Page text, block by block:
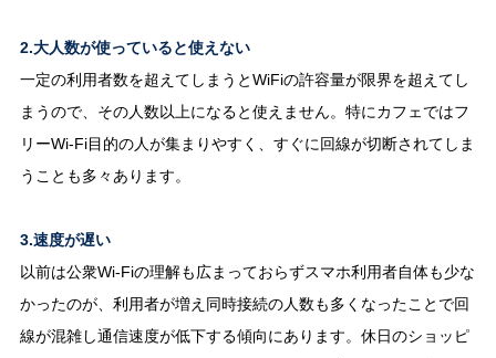
2.大人数が使っていると使えない
一定の利用者数を超えてしまうとWiFiの許容量が限界を超えてし
まうので、その人数以上になると使えません。特にカフェではフ
リーWi-Fi目的の人が集まりやすく、すぐに回線が切断されてしま
うことも多々あります。
3.速度が遅い
以前は公衆Wi-Fiの理解も広まっておらずスマホ利用者自体も少な
かったのが、利用者が増え同時接続の人数も多くなったことで回
線が混雑し通信速度が低下する傾向にあります。休日のショッピ